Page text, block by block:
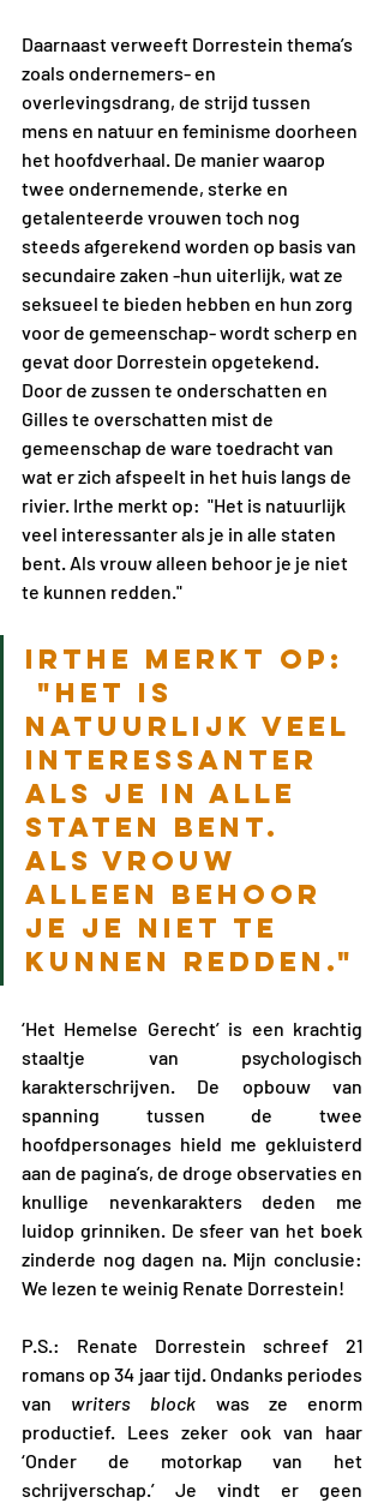
Daarnaast verweeft Dorrestein thema’s
zoals ondernemers- en
overlevingsdrang, de strijd tussen
mens en natuur en feminisme doorheen
het hoofdverhaal. De manier waarop
twee ondernemende, sterke en
getalenteerde vrouwen toch nog
steeds afgerekend worden op basis van
secundaire zaken -hun uiterlijk, wat ze
seksueel te bieden hebben en hun zorg
voor de gemeenschap- wordt scherp en
gevat door Dorrestein opgetekend.
Door de zussen te onderschatten en
Gilles te overschatten mist de
gemeenschap de ware toedracht van
wat er zich afspeelt in het huis langs de
rivier. Irthe merkt op:  "Het is natuurlijk
veel interessanter als je in alle staten
bent. Als vrouw alleen behoor je je niet
te kunnen redden."
Irthe merkt op:
"Het is
natuurlijk veel
interessanter
als je in alle
staten bent.
Als vrouw
alleen behoor
je je niet te
kunnen redden."
‘Het Hemelse Gerecht’ is een krachtig
staaltje van psychologisch
karakterschrijven. De opbouw van
spanning tussen de twee
hoofdpersonages hield me gekluisterd
aan de pagina’s, de droge observaties en
knullige nevenkarakters deden me
luidop grinniken. De sfeer van het boek
zinderde nog dagen na. Mijn conclusie:
We lezen te weinig Renate Dorrestein!
P.S.: Renate Dorrestein schreef 21
romans op 34 jaar tijd. Ondanks periodes
van writers block was ze enorm
productief. Lees zeker ook van haar
‘Onder de motorkap van het
schrijverschap.’ Je vindt er geen